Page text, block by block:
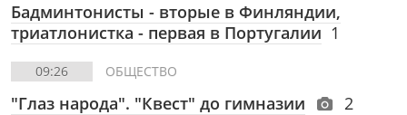
Бадминтонисты - вторые в Финляндии,
триатлонистка - первая в Португалии 1
09:26 ОБЩЕСТВО
"Глаз народа". "Квест" до гимназии 2